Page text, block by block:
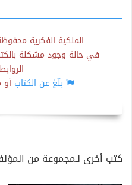
الملكية الفكرية
في حالة وجود مشكلة
بلّغ عن الكتاب
كتب أخرى لـمجموعة من